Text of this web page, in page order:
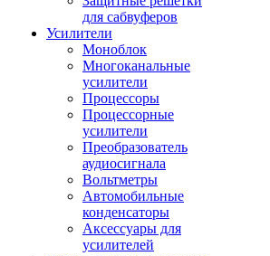
для сабвуферов
Усилители
Моноблок
Многоканальные
усилители
Процессоры
Процессорные
усилители
Преобразователь
аудиосигнала
Вольтметры
Автомобильные
конденсаторы
Аксессуары для
усилителей